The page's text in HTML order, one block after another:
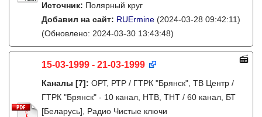
Источник: Полярный круг
Добавил на сайт: RUErmine (2024-03-28 09:42:11)
(Обновлено: 2024-03-30 13:43:48)
15-03-1999 - 21-03-1999
Каналы [7]: ОРТ, РТР / ГТРК "Брянск", ТВ Центр /
ГТРК "Брянск" - 10 канал, НТВ, ТНТ / 60 канал, БТ
[Беларусь], Радио Чистые ключи